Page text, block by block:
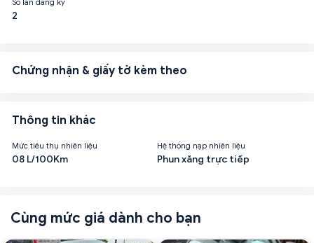
Số lần đăng ký
2
Chứng nhận & giấy tờ kèm theo
Thông tin khác
Mức tiêu thụ nhiên liệu
08 L/100Km
Hệ thống nạp nhiên liệu
Phun xăng trực tiếp
Cùng mức giá dành cho bạn